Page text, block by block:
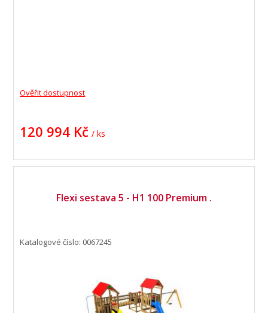
Ověřit dostupnost
120 994 Kč / ks
Flexi sestava 5 - H1 100 Premium .
Katalogové číslo: 0067245